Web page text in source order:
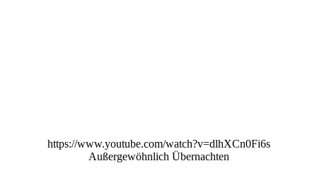
https://www.youtube.com/watch?v=dlhXCn0Fi6s
Außergewöhnlich Übernachten